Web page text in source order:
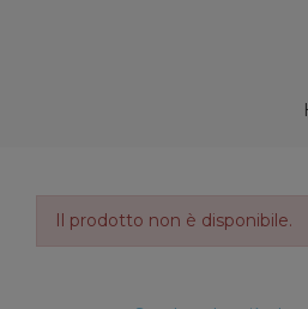
Il prodotto non è disponibile.